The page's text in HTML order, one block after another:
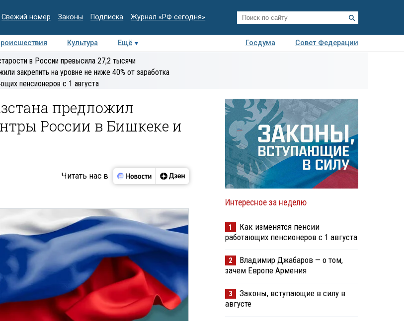
Свежий номер Законы Подписка Журнал «РФ сегодня»
Культура Ещё Госдума
Совет Федерации
Интервью Колумнисты
экспертиза
в России превысила 27,2 тысячи
закрепить на уровне не ниже 40% от заработка
пенсионеров с 1 августа
предложил
России в Бишкеке и
Читать нас в
Интересное за неделю
1
Как изменятся пенсии
работающих пенсионеров с 1 августа
2
Владимир Джабаров — о том,
зачем Европе Армения
3
Законы, вступающие в силу в
августе